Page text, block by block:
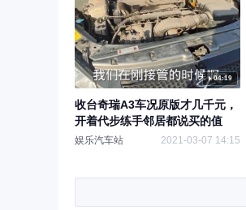
04:19
收台奇瑞A3车况原版才几千元，
开着代步练手邻居都说买的值
娱乐汽车站 2021-03-07 14:15